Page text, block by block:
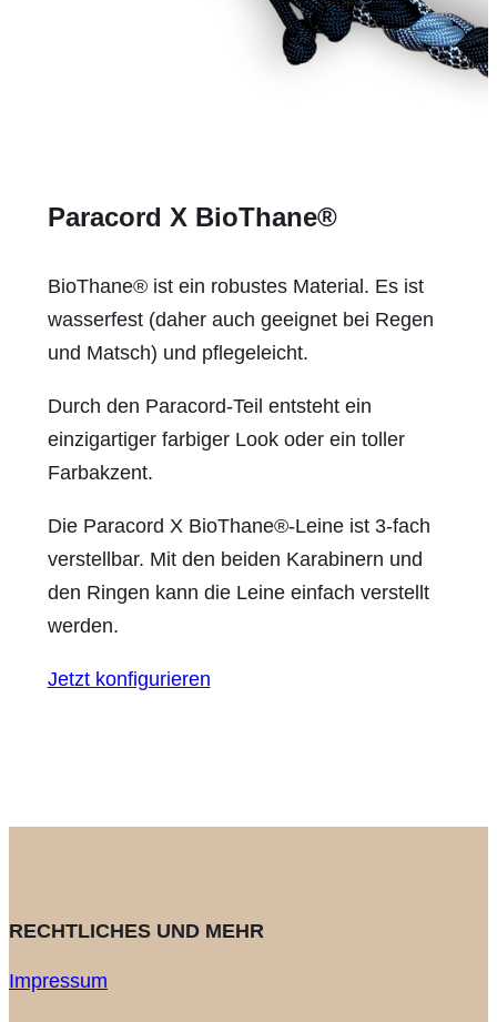
Paracord X BioThane®
BioThane® ist ein robustes Material. Es ist
wasserfest (daher auch geeignet bei Regen
und Matsch) und pflegeleicht.
Durch den Paracord-Teil entsteht ein
einzigartiger farbiger Look oder ein toller
Farbakzent.
Die Paracord X BioThane®-Leine ist 3-fach
verstellbar. Mit den beiden Karabinern und
den Ringen kann die Leine einfach verstellt
werden.
Jetzt konfigurieren
RECHTLICHES UND MEHR
Impressum